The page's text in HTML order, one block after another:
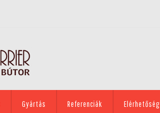
Gyártás Referenciák Elérhetőség